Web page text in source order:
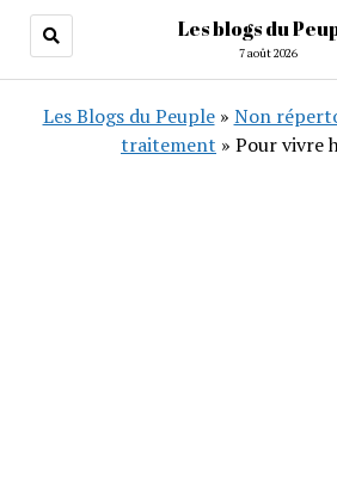
Les blogs du
7 août 2026
Les Blogs du Peuple» Non
traitement » Pour vivre